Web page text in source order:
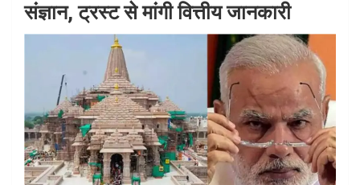
संज्ञान, ट्रस्ट से मांगी वित्तीय जानकारी